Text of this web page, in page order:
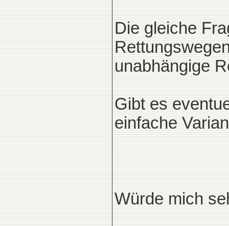
Die gleiche
unabhängige
Gibt es
einfache
Würde mich